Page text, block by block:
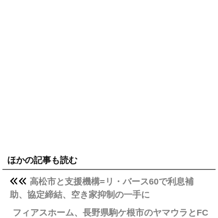
ほかの記事も読む
高松市と支援機構=リ・バース60で利息補
助、協定締結、空き家抑制の一手に
フィアスホーム、長野県駒ケ根市のヤマウラとFC